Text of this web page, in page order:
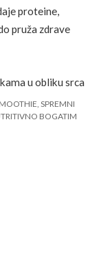
proteine,
pruža zdrave
SPREMNI
BOGATIM